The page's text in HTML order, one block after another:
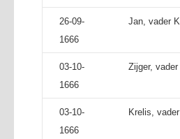
26-09-
1666
Jan, vader
03-10-
1666
Zijger,
03-10-
1666
Krelis,